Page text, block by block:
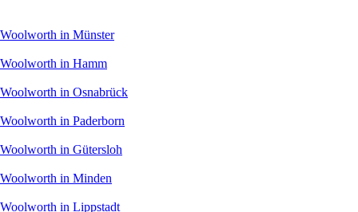
Woolworth in Münster
Woolworth in Hamm
Woolworth in Osnabrück
Woolworth in Paderborn
Woolworth in Gütersloh
Woolworth in Minden
Woolworth in Lippstadt